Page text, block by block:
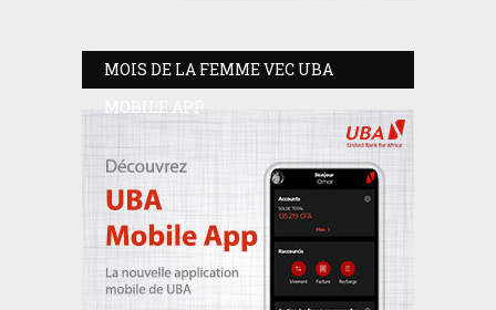
MOIS DE LA FEMME VEC UBA
MOBILE APP